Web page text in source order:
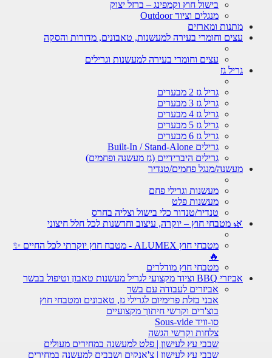
בישול חוץ וקמפינג – ברזל יצוק
מנגלים וציוד Outdoor
מתנות ומארזים
עצים וחומרי בעירה למעשנות, טאבונים, מדורות והסקה
עצים וחומרי בעירה למעשנות וגרילים
גריל גז
גריל גז 2 מבערים
גריל גז 3 מבערים
גריל גז 4 מבערים
גריל גז 5 מבערים
גריל גז 6 מבערים
גרילים Built-In / Stand-Alone
גרילים היברידיים (גז מעשנה ופחמים)
מעשנה/מנגל פחמים/טנדיר
מעשנות וגרילי פחם
מעשנות פלט
טנדיר/טנדור כלי בישול וצליה בחרס
🌿 מטבחי חוץ – יוקרה, עיצוב וחדשנות לכל חלל חיצוני
מטבחי חוץ ALUMEX - מטבח חוץ יוקרתי לכל החיים ✨
מטבחי חוץ מודלרים
אביזרי BBQ וציוד מקצועי לגריל מעשנות טאבון וטיפול בבשר
אביזרים לעבודה עם בשר
אבני בזלת פרימיום לגרילי גז, טאבונים ומטבחי חוץ
בוצ'רים וקרשי חיתוך מקצועיים
סו-וויד Sous-vide
צלחות וקרשי הגשה
שבבי עץ לעישון | פלט למעשנה במחירים מעולים
שבבי עץ לעישון | צ'אנקים ושבבים למעשנה במחירים